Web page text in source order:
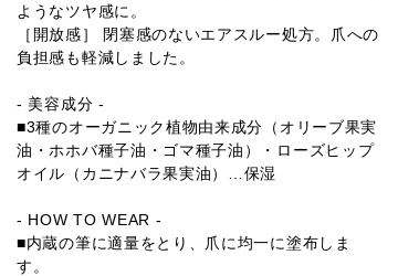
ようなツヤ感に。
［開放感］ 閉塞感のないエアスルー処方。爪への
負担感も軽減しました。
- 美容成分 -
■3種のオーガニック植物由来成分（オリーブ果実
油・ホホバ種子油・ゴマ種子油）・ローズヒップ
オイル（カニナバラ果実油）…保湿
- HOW TO WEAR -
■内蔵の筆に適量をとり、爪に均一に塗布しま
す。